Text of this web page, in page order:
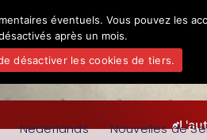
Nederlands Nouvelles de
éventuels. Vous pouvez les
après un mois.
désactiver les cookies de tiers.